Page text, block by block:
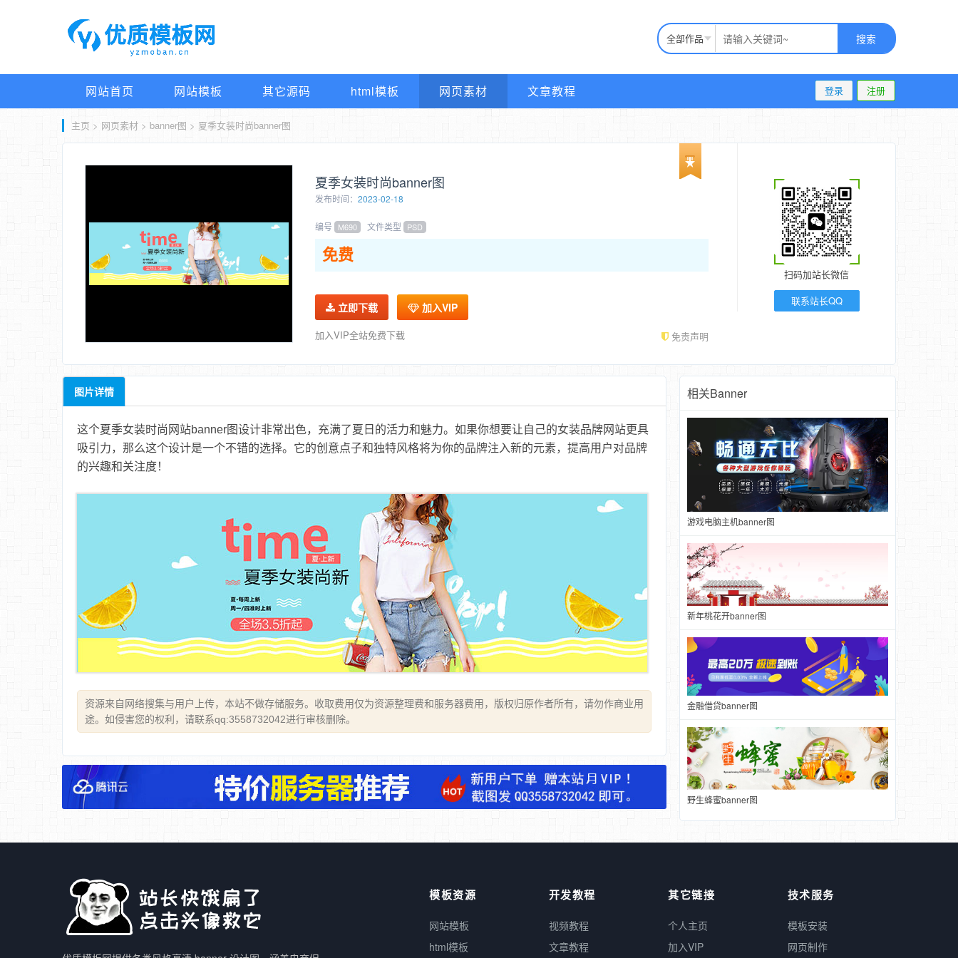
全部作品 搜索
网站首页 网站模板 其它源码 html模板 网页素材 文章教程 登录 注册
主页 > 网页素材 > banner图 > 夏季女装时尚banner图
夏季女装时尚banner图
发布时间： 2023-02-18
编号 M690 文件类型 PSD
免费
立即下载 加入VIP
加入VIP全站免费下载 免责声明
扫码加站长微信
联系站长QQ
图片详情
这个夏季女装时尚网站banner图设计非常出色，充满了夏日的活力和魅力。如果你想要让自己的女装品牌网站更具
吸引力，那么这个设计是一个不错的选择。它的创意点子和独特风格将为你的品牌注入新的元素，提高用户对品牌
的兴趣和关注度！
资源来自网络搜集与用户上传，本站不做存储服务。收取费用仅为资源整理费和服务器费用，版权归原作者所有，请勿作商业用
途。如侵害您的权利，请联系qq:3558732042进行审核删除。
相关Banner
游戏电脑主机banner图
新年桃花开banner图
金融借贷banner图
野生蜂蜜banner图
模板资源
网站模板
html模板
开发教程
视频教程
文章教程
其它链接
个人主页
加入VIP
技术服务
模板安装
网页制作